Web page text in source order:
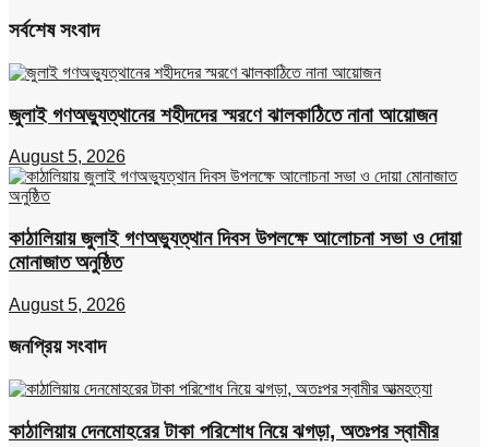
সর্বশেষ সংবাদ
জুলাই গণঅভ্যুত্থানের শহীদদের স্মরণে ঝালকাঠিতে নানা আয়োজন
August 5, 2026
কাঠালিয়ায় জুলাই গণঅভ্যুত্থান দিবস উপলক্ষে আলোচনা সভা ও দোয়া
মোনাজাত অনুষ্ঠিত
August 5, 2026
জনপ্রিয় সংবাদ
কাঠালিয়ায় দেনমোহরের টাকা পরিশোধ নিয়ে ঝগড়া, অতঃপর স্বামীর